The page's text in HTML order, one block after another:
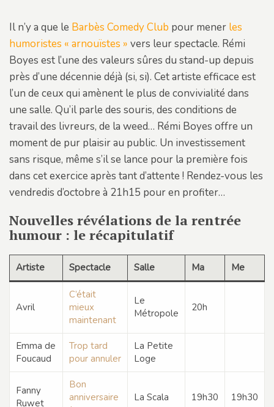
Il n’y a que le Barbès Comedy Club pour mener les
humoristes « arnouïstes » vers leur spectacle. Rémi
Boyes est l’une des valeurs sûres du stand-up depuis
près d’une décennie déjà (si, si). Cet artiste efficace est
l’un de ceux qui amènent le plus de convivialité dans
une salle. Qu’il parle des souris, des conditions de
travail des livreurs, de la weed… Rémi Boyes offre un
moment de pur plaisir au public. Un investissement
sans risque, même s’il se lance pour la première fois
dans cet exercice après tant d’attente ! Rendez-vous les
vendredis d’octobre à 21h15 pour en profiter…
Nouvelles révélations de la rentrée
humour : le récapitulatif
Artiste Spectacle Salle Ma Me
Avril
C’était
mieux
maintenant
Le
Métropole
20h
Emma de
Foucaud
Trop tard
pour annuler
La Petite
Loge
Fanny
Ruwet
Bon
anniversaire
La Scala 19h30 19h30